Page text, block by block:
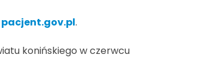
pacjent.gov.pl.
konińskiego w czerwcu